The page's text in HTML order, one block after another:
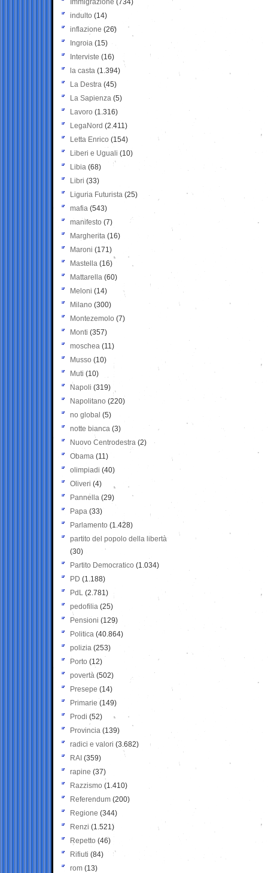
Immigrazione (734)
indulto (14)
inflazione (26)
Ingroia (15)
Interviste (16)
la casta (1.394)
La Destra (45)
La Sapienza (5)
Lavoro (1.316)
LegaNord (2.411)
Letta Enrico (154)
Liberi e Uguali (10)
Libia (68)
Libri (33)
Liguria Futurista (25)
mafia (543)
manifesto (7)
Margherita (16)
Maroni (171)
Mastella (16)
Mattarella (60)
Meloni (14)
Milano (300)
Montezemolo (7)
Monti (357)
moschea (11)
Musso (10)
Muti (10)
Napoli (319)
Napolitano (220)
no global (5)
notte bianca (3)
Nuovo Centrodestra (2)
Obama (11)
olimpiadi (40)
Oliveri (4)
Pannella (29)
Papa (33)
Parlamento (1.428)
partito del popolo della libertà
(30)
Partito Democratico (1.034)
PD (1.188)
PdL (2.781)
pedofilia (25)
Pensioni (129)
Politica (40.864)
polizia (253)
Porto (12)
povertà (502)
Presepe (14)
Primarie (149)
Prodi (52)
Provincia (139)
radici e valori (3.682)
RAI (359)
rapine (37)
Razzismo (1.410)
Referendum (200)
Regione (344)
Renzi (1.521)
Repetto (46)
Rifiuti (84)
rom (13)